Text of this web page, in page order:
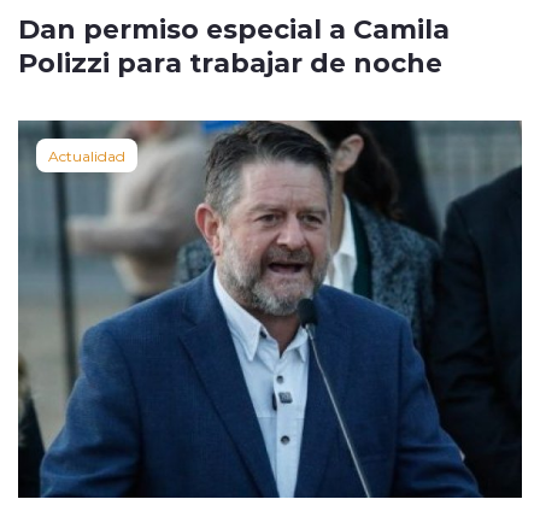
Dan permiso especial a Camila
Polizzi para trabajar de noche
Actualidad